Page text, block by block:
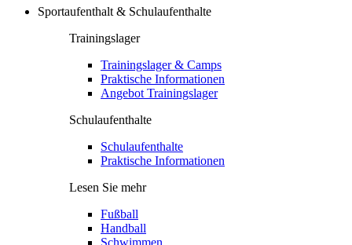
Sportaufenthalt & Schulaufenthalte
Trainingslager
Trainingslager & Camps
Praktische Informationen
Angebot Trainingslager
Schulaufenthalte
Schulaufenthalte
Praktische Informationen
Lesen Sie mehr
Fußball
Handball
Schwimmen